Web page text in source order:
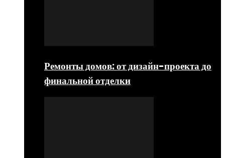
Ремонты домов: от дизайн-проекта до
финальной отделки